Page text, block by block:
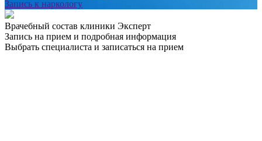
Запись к наркологу
Врачебный состав клиники Эксперт
Запись на прием и подробная информация
Выбрать специалиста и записаться на прием